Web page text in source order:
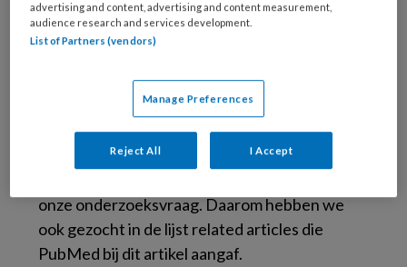
onderzoek;
het moest gepubliceerd zijn na 1 januari
Nederlandse of Engelse taal.
Eén van de gevonden artikelen, dat van Hébert
onze onderzoeksvraag. Daarom hebben we
ook gezocht in de lijst related articles die
PubMed bij dit artikel aangaf.
advertising and content, advertising and content measurement,
audience research and services development.
List of Partners (vendors)
Manage Preferences
Reject All I Accept